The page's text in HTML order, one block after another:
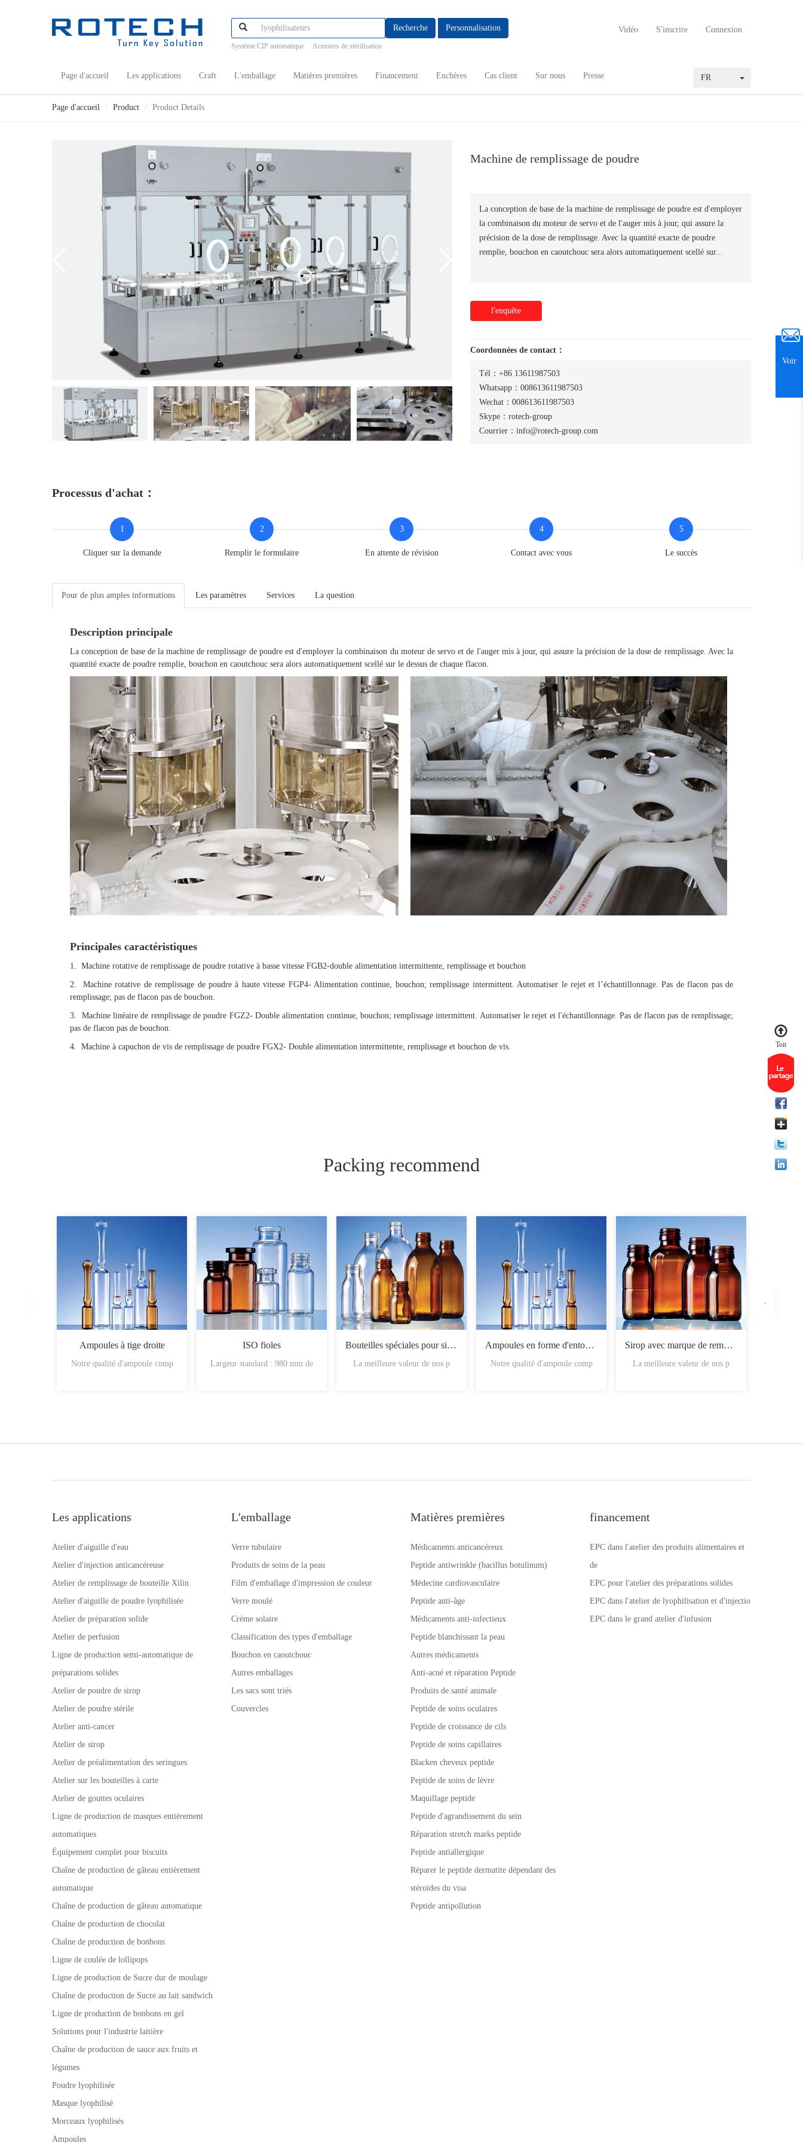
Recherche Personnalisation
Système CIP automatique Armoires de stérilisation
Vidéo S'inscrire Connexion
Page d'accueil Les applications Craft L'emballage Matières premières Financement Enchères Cas client Sur nous Presse FR
Page d'accueil Product Product Details
Machine de remplissage de poudre
La conception de base de la machine de remplissage de poudre est d'employer
la combinaison du moteur de servo et de l'auger mis à jour, qui assure la
précision de la dose de remplissage. Avec la quantité exacte de poudre
remplie, bouchon en caoutchouc sera alors automatiquement scellé sur...
l'enquête
Coordonnées de contact：
Tél：+86 13611987503
Whatsapp：008613611987503
Wechat：008613611987503
Skype：rotech-group
Courrier：info@rotech-group.com
Processus d'achat：
1
Cliquer sur la demande
2
Remplir le formulaire
3
En attente de révision
4
Contact avec vous
5
Le succès
Pour de plus amples informations Les paramètres Services La question
Description principale
La conception de base de la machine de remplissage de poudre est d'employer la combinaison du moteur de servo et de l'auger mis à jour, qui assure la précision de la dose de remplissage. Avec la
quantité exacte de poudre remplie, bouchon en caoutchouc sera alors automatiquement scellé sur le dessus de chaque flacon.
Principales caractéristiques
1. Machine rotative de remplissage de poudre rotative à basse vitesse FGB2-double alimentation intermittente, remplissage et bouchon
2. Machine rotative de remplissage de poudre à haute vitesse FGP4- Alimentation continue, bouchon; remplissage intermittent. Automatiser le rejet et l’échantillonnage. Pas de flacon pas de
remplissage; pas de flacon pas de bouchon.
3. Machine linéaire de remplissage de poudre FGZ2- Double alimentation continue, bouchon; remplissage intermittent. Automatiser le rejet et l'échantillonnage. Pas de flacon pas de remplissage;
pas de flacon pas de bouchon.
4. Machine à capuchon de vis de remplissage de poudre FGX2- Double alimentation intermittente, remplissage et bouchon de vis.
Packing recommend
Ampoules à tige droite
Notre qualité d'ampoule comp
ISO fioles
Largeur standard : 980 mm de
Bouteilles spéciales pour sirop
La meilleure valeur de nos p
Ampoules en forme d'entonnoir
Notre qualité d'ampoule comp
Sirop avec marque de remplissage
La meilleure valeur de nos p
Toit
Les applications
Atelier d'aiguille d'eau
Atelier d'injection anticancéreuse
Atelier de remplissage de bouteille Xilin
Atelier d'aiguille de poudre lyophilisée
Atelier de préparation solide
Atelier de perfusion
Ligne de production semi-automatique de
préparations solides
Atelier de poudre de sirop
Atelier de poudre stérile
Atelier anti-cancer
Atelier de sirop
Atelier de préalimentation des seringues
Atelier sur les bouteilles à carte
Atelier de gouttes oculaires
Ligne de production de masques entièrement
automatiques
Équipement complet pour biscuits
Chaîne de production de gâteau entièrement
automatique
Chaîne de production de gâteau automatique
Chaîne de production de chocolat
Chaîne de production de bonbons
Ligne de coulée de lollipops
Ligne de production de Sucre dur de moulage
Chaîne de production de Sucre au lait sandwich
Ligne de production de bonbons en gel
Solutions pour l'industrie laitière
Chaîne de production de sauce aux fruits et
légumes
Poudre lyophilisée
Masque lyophilisé
Morceaux lyophilisés
Ampoules
L'emballage
Verre tubulaire
Produits de soins de la peau
Film d'emballage d'impression de couleur
Verre moulé
Crème solaire
Classification des types d'emballage
Bouchon en caoutchouc
Autres emballages
Les sacs sont triés
Couvercles
Matières premières
Médicaments anticancéreux
Peptide antiwrinkle (bacillus botulinum)
Médecine cardiovasculaire
Peptide anti-âge
Médicaments anti-infectieux
Peptide blanchissant la peau
Autres médicaments
Anti-acné et réparation Peptide
Produits de santé animale
Peptide de soins oculaires
Peptide de croissance de cils
Peptide de soins capillaires
Blacken cheveux peptide
Peptide de soins de lèvre
Maquillage peptide
Peptide d'agrandissement du sein
Réparation stretch marks peptide
Peptide antiallergique
Réparer le peptide dermatite dépendant des
stéroïdes du visa
Peptide antipollution
financement
EPC dans l'atelier des produits alimentaires et
de
EPC pour l'atelier des préparations solides
EPC dans l'atelier de lyophilisation et d'injectio
EPC dans le grand atelier d'infusion
Voir